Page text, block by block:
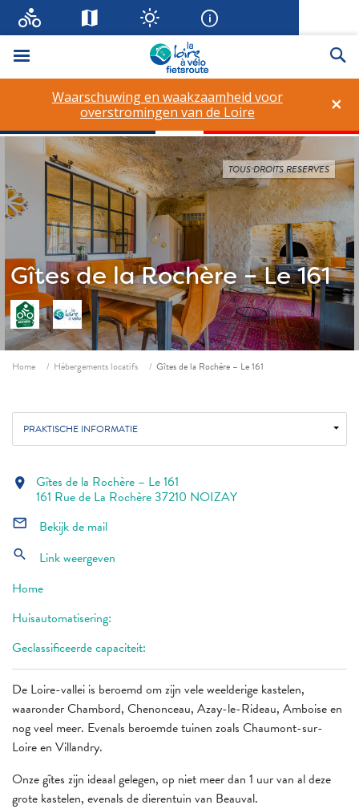
Menu
×
Waarschuwing en waakzaamheid voor
overstromingen van de Loire
Gîtes de la Rochère – Le 161
TOUS DROITS RESERVES
Fil d'ariane
Home Hébergements locatifs Gîtes de la Rochère – Le 161
PRAKTISCHE INFORMATIE
De Loire-vallei is beroemd om zijn vele weelderige kastelen,
waaronder Chambord, Chenonceau, Azay-le-Rideau, Amboise en
nog veel meer. Evenals beroemde tuinen zoals Chaumont-sur-
Loire en Villandry.
Onze gîtes zijn ideaal gelegen, op niet meer dan 1 uur van al deze
grote kastelen, evenals de dierentuin van Beauval.
location_on Gîtes de la Rochère – Le 161
161 Rue de La Rochère 37210 NOIZAY
mail_outline Bekijk de mail
search
Link weergeven
Home
Huisautomatisering:
Geclassificeerde capaciteit: